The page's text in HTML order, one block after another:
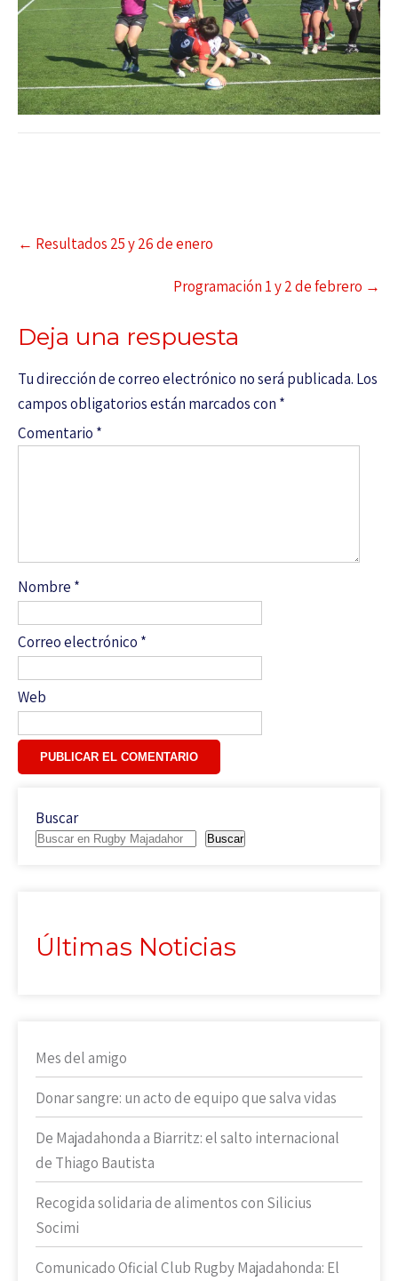
← Resultados 25 y 26 de enero
Programación 1 y 2 de febrero →
Deja una respuesta
Tu dirección de correo electrónico no será publicada. Los
campos obligatorios están marcados con *
Comentario *
Nombre *
Correo electrónico *
Web
Buscar
Buscar
Últimas Noticias
Mes del amigo
Donar sangre: un acto de equipo que salva vidas
De Majadahonda a Biarritz: el salto internacional
de Thiago Bautista
Recogida solidaria de alimentos con Silicius
Socimi
Comunicado Oficial Club Rugby Majadahonda: El